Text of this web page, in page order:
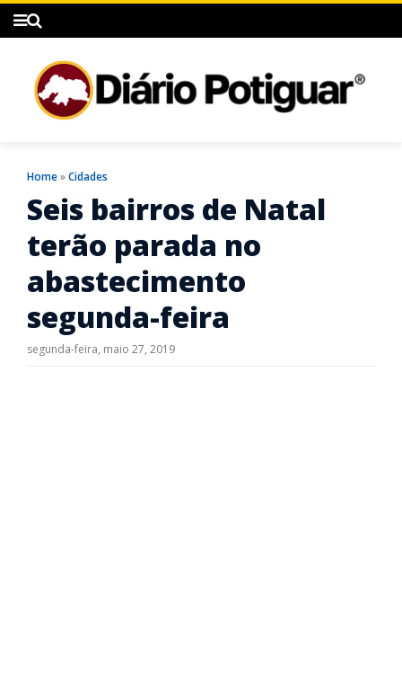
Home»Cidades
Seis bairros de Natal
terão parada no
abastecimento
segunda-feira
segunda-feira, maio 27, 2019